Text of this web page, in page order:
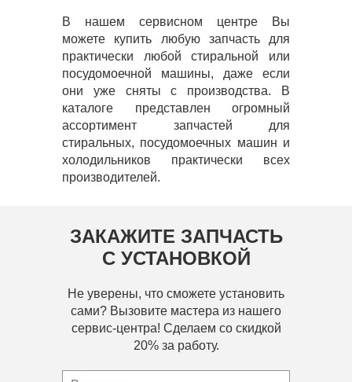
В нашем сервисном центре Вы
можете купить любую запчасть для
практически любой стиральной или
посудомоечной машины, даже если
они уже сняты с производства. В
каталоге представлен огромный
ассортимент запчастей для
стиральных, посудомоечных машин и
холодильников практически всех
производителей.
ЗАКАЖИТЕ ЗАПЧАСТЬ
С УСТАНОВКОЙ
Не уверены, что сможете установить
сами? Вызовите мастера из нашего
сервис-центра! Сделаем со скидкой
20% за работу.